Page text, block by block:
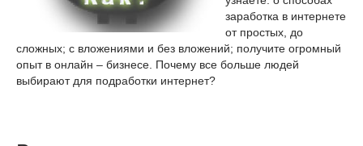
заработка в интернете
от простых, до
сложных; с вложениями и без вложений; получите огромный
опыт в онлайн – бизнесе. Почему все больше людей
выбирают для подработки интернет?